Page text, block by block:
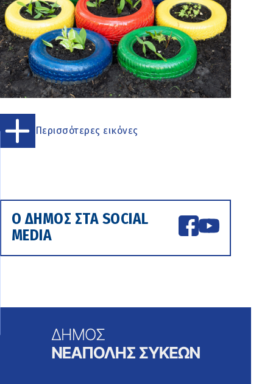
Περισσότερες εικόνες
Ο ΔΗΜΟΣ ΣΤΑ SOCIAL
MEDIA